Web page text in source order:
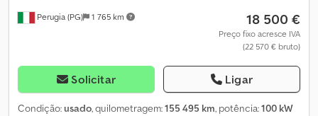
Perugia (PG) 1 765 km 18 500 €
Preço fixo acresce IVA
(22 570 € bruto)
Solicitar Ligar
Condição:usado, quilometragem:155 495 km, potência:100 kW